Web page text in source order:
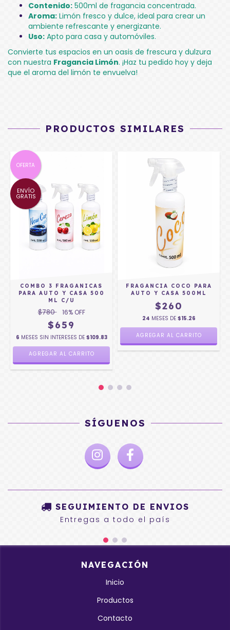
Contenido: 500ml de fragancia concentrada.
Aroma: Limón fresco y dulce, ideal para crear un
ambiente refrescante y energizante.
Uso: Apto para casa y automóviles.
Convierte tus espacios en un oasis de frescura y dulzura
con nuestra Fragancia Limón. ¡Haz tu pedido hoy y deja
que el aroma del limón te envuelva!
PRODUCTOS SIMILARES
OFERTA
ENVÍO
GRATIS
COMBO 3 FRAGANICAS
PARA AUTO Y CASA 500
ML C/U
$780 16% OFF
$659
6 MESES SIN INTERESES DE $109.83
AGREGAR AL CARRITO
FRAGANCIA COCO PARA
AUTO Y CASA 500ML
$260
24 MESES DE $15.26
SÍGUENOS
SEGUIMIENTO DE ENVIOS
Entregas a todo el país
NAVEGACIÓN
Inicio
Productos
Contacto